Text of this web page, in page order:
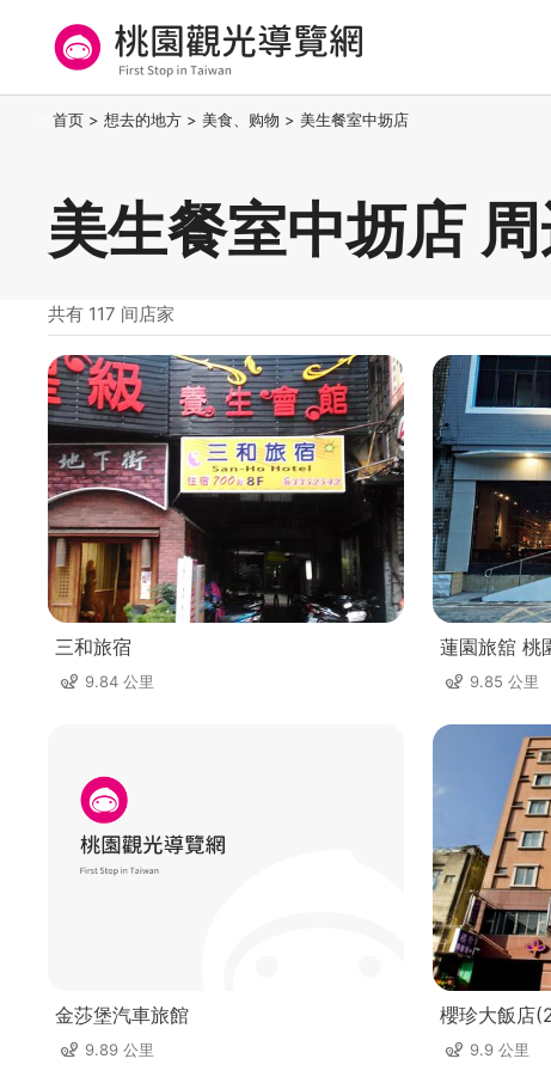
要
桃园观光导览网
首页 > 想去的地方 > 美食、购物 > 美生餐室中坜店
美生餐室中坜店
共有 117 间店家
三和旅宿
9.84 公里
蓮園旅舘 桃
9.85 公里
金莎堡汽車旅館
9.89 公里
櫻珍大飯店
9.9 公里